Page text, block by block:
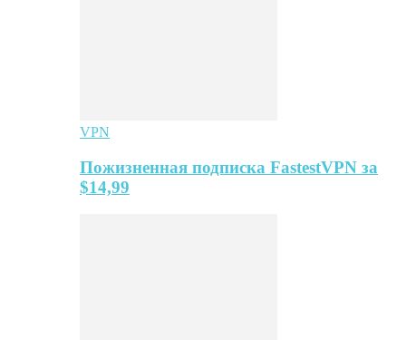
VPN
Пожизненная подписка FastestVPN за
$14,99